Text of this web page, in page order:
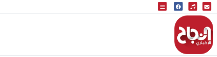
البث المباشر
إذاعة النجاح